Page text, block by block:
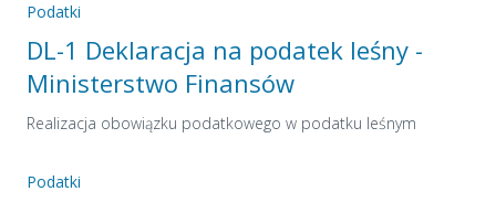
Podatki
DL-1 Deklaracja na podatek leśny -
Ministerstwo Finansów
Realizacja obowiązku podatkowego w podatku leśnym
Podatki